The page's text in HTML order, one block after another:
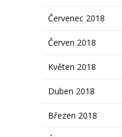
Červenec 2018
Červen 2018
Květen 2018
Duben 2018
Březen 2018